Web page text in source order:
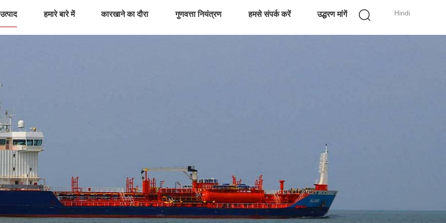
Hindi
उत्पाद हमारे बारे में कारखाने का दौरा गुणवत्ता नियंत्रण हमसे संपर्क करें उद्धरण मांगें